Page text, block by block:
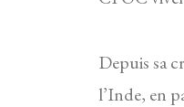
Depuis sa
l’Inde, en